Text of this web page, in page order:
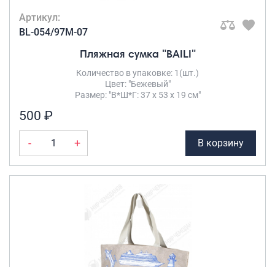
Артикул:
BL-054/97M-07
Пляжная сумка "BAILI"
Количество в упаковке: 1(шт.)
Цвет: "Бежевый"
Размер: "В*Ш*Г: 37 х 53 х 19 см"
500 ₽
- + В корзину